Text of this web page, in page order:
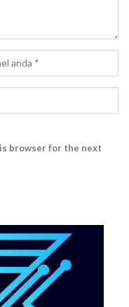
browser for the next